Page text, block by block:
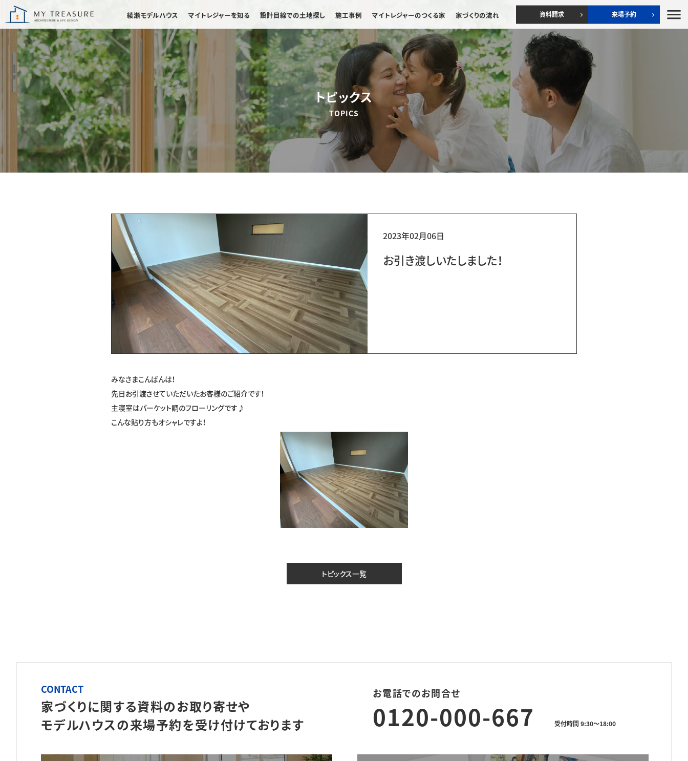
綾瀬モデルハウス マイトレジャーを知る 設計目線での土地探し 施工事例 マイトレジャーのつくる家 家づくりの流れ 資料請求 来場予約 menu
トピックス
TOPICS
2023年02月06日
お引き渡しいたしました！
みなさまこんばんは！
先日お引渡させていただいたお客様のご紹介です！
主寝室はパーケット調のフローリングです♪
こんな貼り方もオシャレですよ！
トピックス一覧
CONTACT
家づくりに関する資料のお取り寄せや
モデルハウスの来場予約を受け付けております
お電話でのお問合せ
0120-000-667 受付時間 9:30～18:00